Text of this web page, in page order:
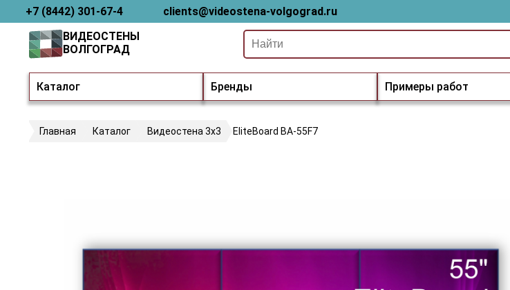
+7 (8442) 301-67-4 clients@videostena-volgograd.ru
Каталог Бренды Примеры работ
ВИДЕОСТЕНЫ
ВОЛГОГРАД
Главная Каталог Видеостена 3х3 EliteBoard BA-55F7